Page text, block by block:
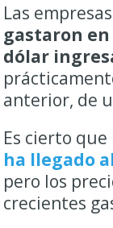
Las
gastaron en
dólar
anterior, de
Es cierto que
ha llegado
pero los
crecientes